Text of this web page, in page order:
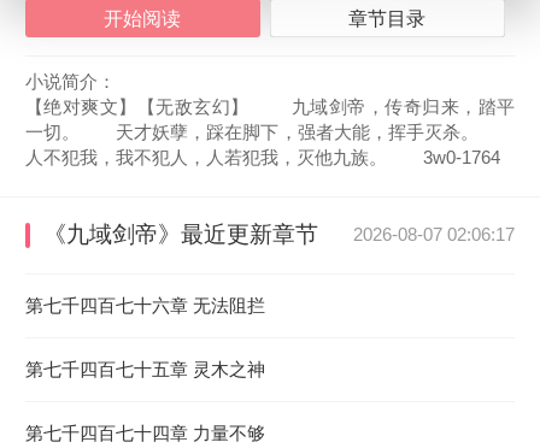
开始阅读 章节目录
小说简介：
【绝对爽文】【无敌玄幻】 九域剑帝，传奇归来，踏平
一切。 天才妖孽，踩在脚下，强者大能，挥手灭杀。
人不犯我，我不犯人，人若犯我，灭他九族。 3w0-1764
《九域剑帝》 最近更新章节 2026-08-07 02:06:17
第七千四百七十六章 无法阻拦
第七千四百七十五章 灵木之神
第七千四百七十四章 力量不够